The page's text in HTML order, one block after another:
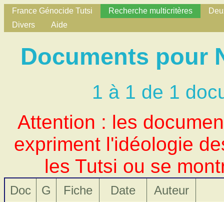
France Génocide Tutsi Recherche multicritères
Divers
Aide
Documents pour
1 à 1 de 1
Attention : les
expriment l'idéologie
les Tutsi ou se
Doc G Fiche Date Auteur